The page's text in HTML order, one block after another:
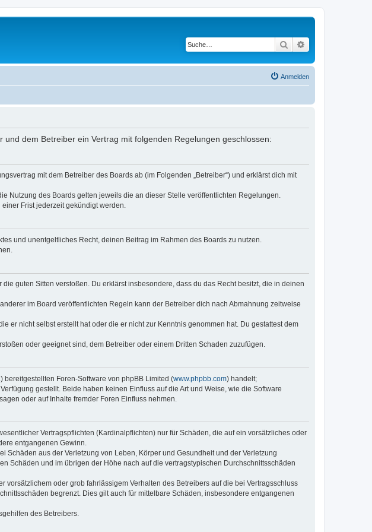
Suche
Anmelden
dem Betreiber ein Vertrag mit folgenden Regelungen geschlossen:
mit dem Betreiber des Boards ab (im Folgenden „Betreiber“) und erklärst dich mit
Nutzung des Boards gelten jeweils die an dieser Stelle veröffentlichten Regelungen.
Frist jederzeit gekündigt werden.
und unentgeltliches Recht, deinen Beitrag im Rahmen des Boards zu nutzen.
guten Sitten verstoßen. Du erklärst insbesondere, dass du das Recht besitzt, die in deinen
im Board veröffentlichten Regeln kann der Betreiber dich nach Abmahnung zeitweise
er nicht selbst erstellt hat oder die er nicht zur Kenntnis genommen hat. Du gestattest dem
oder geeignet sind, dem Betreiber oder einem Dritten Schaden zuzufügen.
bereitgestellten Foren-Software von phpBB Limited (www.phpbb.com) handelt;
gestellt. Beide haben keinen Einfluss auf die Art und Weise, wie die Software
oder auf Inhalte fremder Foren Einfluss nehmen.
Vertragspflichten (Kardinalpflichten) nur für Schäden, die auf ein vorsätzliches oder
entgangenen Gewinn.
aus der Verletzung von Leben, Körper und Gesundheit und der Verletzung
Schäden und im übrigen der Höhe nach auf die vertragstypischen Durchschnittsschäden
oder grob fahrlässigem Verhalten des Betreibers auf die bei Vertragsschluss
begrenzt. Dies gilt auch für mittelbare Schäden, insbesondere entgangenen
des Betreibers.